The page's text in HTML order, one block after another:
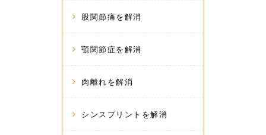
股関節痛を解消
顎関節症を解消
肉離れを解消
シンスプリントを解消